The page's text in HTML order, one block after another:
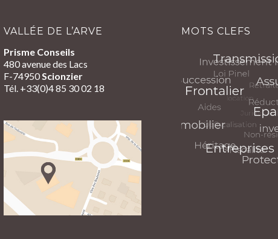
VALLÉE DE L’ARVE
Prisme Conseils
480 avenue des Lacs
F-74950 Scionzier
Tél. +33(0)4 85 30 02 18
MOTS CLEFS